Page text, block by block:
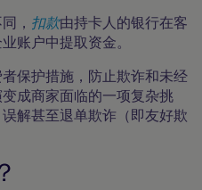
， 扣款由持卡人的银行在客
账户中提取资金。
保护措施，防止欺诈和未经
成商家面临的一项复杂挑
解甚至退单欺诈（即友好欺